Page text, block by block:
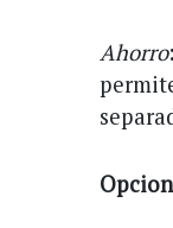
Ahorro